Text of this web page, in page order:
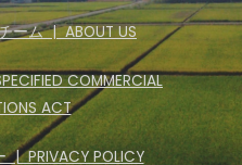
ーム | ABOUT US
COMMERCIAL
ACT
| PRIVACY POLICY